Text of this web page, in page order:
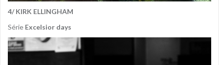
4/ KIRK ELLINGHAM
Série Excelsior days